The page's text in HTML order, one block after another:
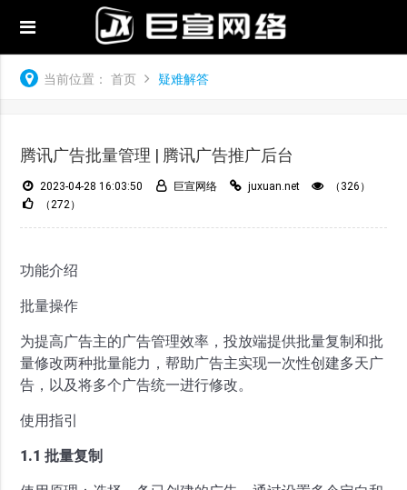
当前位置： 首页 疑难解答
腾讯广告批量管理 | 腾讯广告推广后台
2023-04-28 16:03:50 巨宣网络 juxuan.net
（326）
（272）
功能介绍
批量操作
为提高广告主的广告管理效率，投放端提供批量复制和批
量修改两种批量能力，帮助广告主实现一次性创建多天广
告，以及将多个广告统一进行修改。
使用指引
1.1 批量复制